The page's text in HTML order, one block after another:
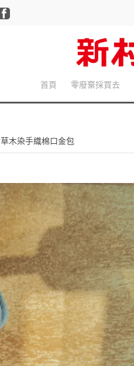
首頁 零廢棄採買去
草木染手織棉口金包